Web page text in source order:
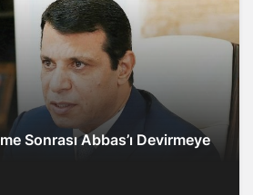
Sonrası Abbas’ı Devirmeye